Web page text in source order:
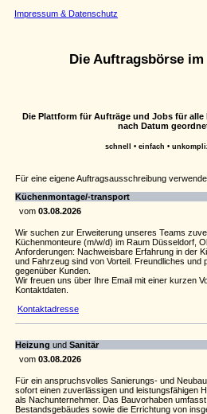
Impressum & Datenschutz
Die Auftragsbörse
Die Plattform für Aufträge und Jobs für alle
nach Datum
schnell • einfach •
Für eine eigene Auftragsausschreibung
Küchenmontage/-transport
vom 03.08.2026
Wir suchen zur Erweiterung unseres Teams
Küchenmonteure (m/w/d) im Raum Düsseldorf,
Anforderungen: Nachweisbare Erfahrung in der
und Fahrzeug sind von Vorteil. Freundliches und
gegenüber Kunden.
Wir freuen uns über Ihre Email mit einer kurzen
Kontaktdaten.
Kontaktadresse
Heizung und Sanitär
vom 03.08.2026
Für ein anspruchsvolles Sanierungs- und
sofort einen zuverlässigen und leistungsfähigen
als Nachunternehmer. Das Bauvorhaben
Bestandsgebäudes sowie die Errichtung von